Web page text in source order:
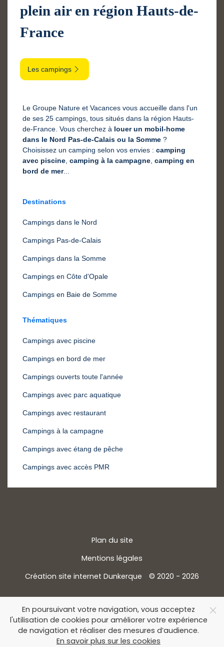
plein air en région Hauts-de-
France
Les campings
Le Groupe Nature et Vacances vous accueille dans l'un
de ses 25 campings, tous situés dans la région Hauts-
de-France. Vous cherchez à louer un mobil-home
dans le Nord Pas-de-Calais ou la Somme ?
Choisissez un camping selon vos envies : camping
avec piscine, camping à la campagne, camping en
bord de mer...
Destinations
Campings dans le Nord
Campings Pas-de-Calais
Campings dans la Somme
Campings en Côte d'Opale
Campings en Baie de Somme
Thématiques
Campings avec piscine
Campings en bord de mer
Campings ouverts toute l'année
Campings avec parc aquatique
Campings avec restaurant
Campings à la campagne
Campings avec étang de pêche
Campings avec accès PMR
Plan du site
Mentions légales
Création site internet Dunkerque
© 2020 - 2026
En poursuivant votre navigation, vous acceptez
l'utilisation de cookies pour améliorer votre expérience
de navigation et réaliser des mesures d’audience.
En savoir plus sur les cookies